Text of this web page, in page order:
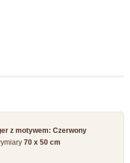
z motywem: Czerwony
70 x 50 cm